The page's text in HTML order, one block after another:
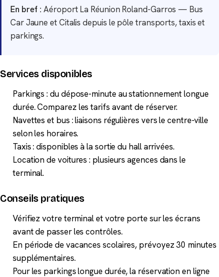
En bref : Aéroport La Réunion Roland-Garros — Bus
Car Jaune et Citalis depuis le pôle transports, taxis et
parkings.
Services disponibles
Parkings : du dépose-minute au stationnement longue
durée. Comparez les tarifs avant de réserver.
Navettes et bus : liaisons régulières vers le centre-ville
selon les horaires.
Taxis : disponibles à la sortie du hall arrivées.
Location de voitures : plusieurs agences dans le
terminal.
Conseils pratiques
Vérifiez votre terminal et votre porte sur les écrans
avant de passer les contrôles.
En période de vacances scolaires, prévoyez 30 minutes
supplémentaires.
Pour les parkings longue durée, la réservation en ligne